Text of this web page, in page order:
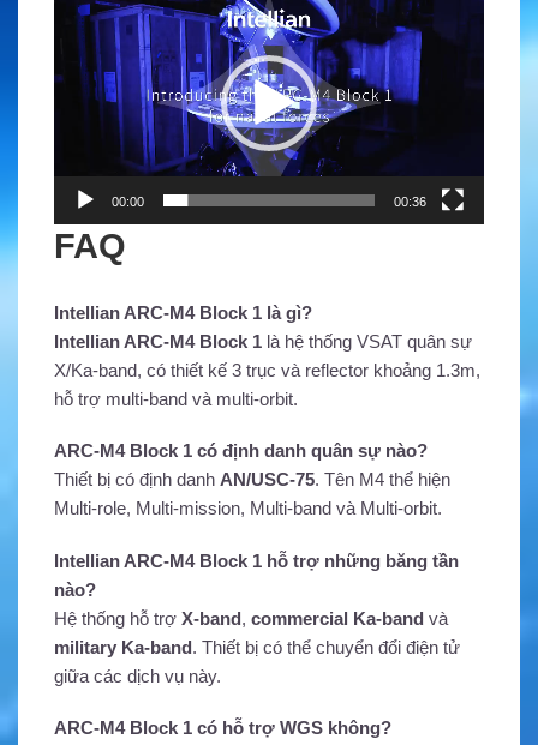
chơi
Video
00:00 00:36
FAQ
Intellian ARC-M4 Block 1 là gì?
Intellian ARC-M4 Block 1 là hệ thống VSAT quân sự
X/Ka-band, có thiết kế 3 trục và reflector khoảng 1.3m,
hỗ trợ multi-band và multi-orbit.
ARC-M4 Block 1 có định danh quân sự nào?
Thiết bị có định danh AN/USC-75. Tên M4 thể hiện
Multi-role, Multi-mission, Multi-band và Multi-orbit.
Intellian ARC-M4 Block 1 hỗ trợ những băng tần
nào?
Hệ thống hỗ trợ X-band, commercial Ka-band và
military Ka-band. Thiết bị có thể chuyển đổi điện tử
giữa các dịch vụ này.
ARC-M4 Block 1 có hỗ trợ WGS không?